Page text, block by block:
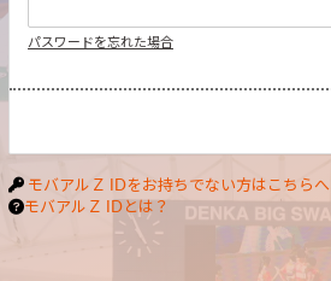
パスワードを忘れた場合
モバアルＺ IDをお持ちでない方はこちらへ
モバアルＺ IDとは？